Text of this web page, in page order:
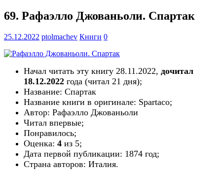
69. Рафаэлло Джованьоли. Спартак
25.12.2022 ptolmachev Книги 0
Начал читать эту книгу 28.11.2022, дочитал
18.12.2022 года (читал 21 дня);
Название: Спартак
Название книги в оригинале: Spartaco;
Автор: Рафаэлло Джованьоли
Читал впервые;
Понравилось;
Оценка: 4 из 5;
Дата первой публикации: 1874 год;
Страна авторов: Италия.